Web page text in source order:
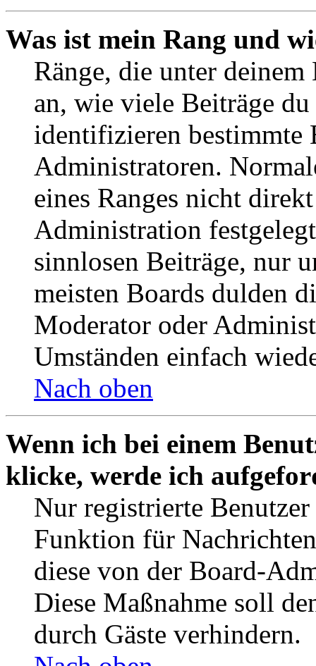
Was ist mein Rang und
Ränge, die unter deinem
an, wie viele Beiträge
identifizieren bestimmte
Administratoren.
eines Ranges nicht
Administration
sinnlosen Beiträge, nur
meisten Boards dulden
Moderator oder
Umständen einfach
Nach oben
Wenn ich bei einem
klicke, werde ich
Nur registrierte
Funktion für
diese von der Board-
Diese Maßnahme soll
durch Gäste verhindern.